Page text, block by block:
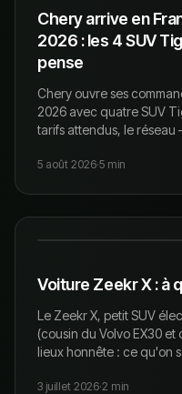
Chery arrive en
2026 : les 4 SUV
pense
Chery ouvre ses
2026 avec quatre SUV
tarifs attendus, le
l'occasion.
5 août 2026·5 min
Voiture Zeekr X : à
Le Zeekr X, petit SUV
(cousin du Volvo EX30 et
lieux honnête : ce qu'on
3 juillet 2026·2 min